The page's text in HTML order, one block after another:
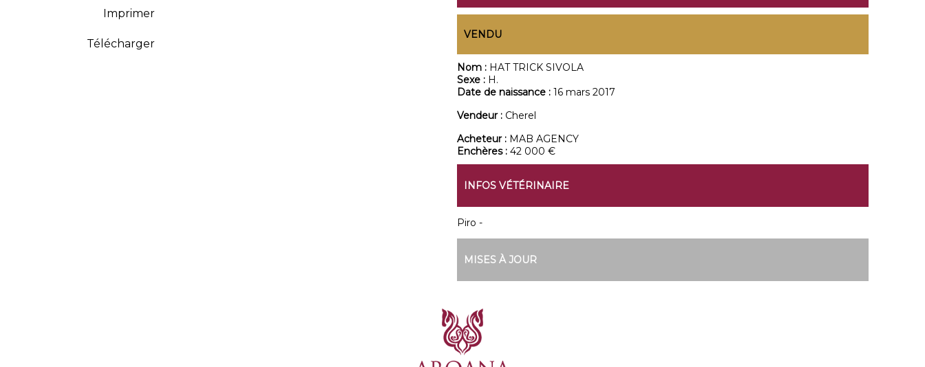
Imprimer
Télécharger
VENDU
Nom : HAT TRICK SIVOLA
Sexe : H.
Date de naissance : 16 mars 2017
Vendeur : Cherel
Acheteur : MAB AGENCY
Enchères : 42 000 €
INFOS VÉTÉRINAIRE
Piro -
MISES À JOUR